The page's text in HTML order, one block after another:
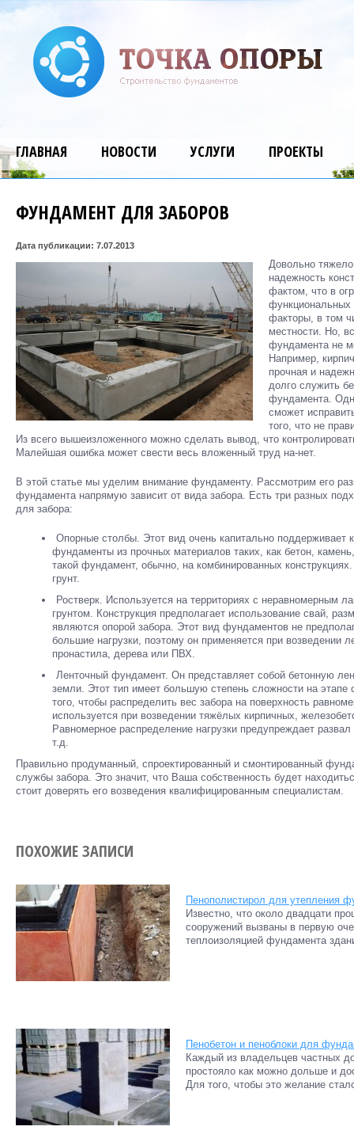
ГЛАВНАЯ НОВОСТИ УСЛУГИ ПРОЕКТЫ
ФУНДАМЕНТ ДЛЯ ЗАБОРОВ
Дата публикации: 7.07.2013
Довольно тяжело
надежность
фактом, что в
функциональных
факторы, в том
местности. Но,
фундамента не
Например,
прочная и
долго служить
фундамента.
сможет
того, что не
Из всего вышеизложенного можно сделать вывод, что
Малейшая ошибка может свести весь вложенный труд на-нет.
В этой статье мы уделим внимание фундаменту. Рассмотрим его
фундамента напрямую зависит от вида забора. Есть три разных
для забора:
Опорные столбы. Этот вид очень капитально поддерживает
фундаменты из прочных материалов таких, как бетон,
такой фундамент, обычно, на комбинированных
грунт.
Ростверк. Используется на территориях с
грунтом. Конструкция предполагает использование свай,
являются опорой забора. Этот вид фундаментов не
большие нагрузки, поэтому он применяется при возведении
пронастила, дерева или ПВХ.
Ленточный фундамент. Он представляет собой бетонную
земли. Этот тип имеет большую степень сложности на этапе
того, чтобы распределить вес забора на поверхность
используется при возведении тяжёлых кирпичных,
Равномерное распределение нагрузки предупреждает
т.д.
Правильно продуманный, спроектированный и смонтированный
службы забора. Это значит, что Ваша собственность будет
стоит доверять его возведения квалифицированным специалистам.
ПОХОЖИЕ ЗАПИСИ
Пенополистирол для утепления
Известно, что около двадцати
сооружений вызваны в первую
теплоизоляцией фундамента
Пенобетон и пеноблоки для
Каждый из владельцев частных
простояло как можно дольше и
Для того, чтобы это желание